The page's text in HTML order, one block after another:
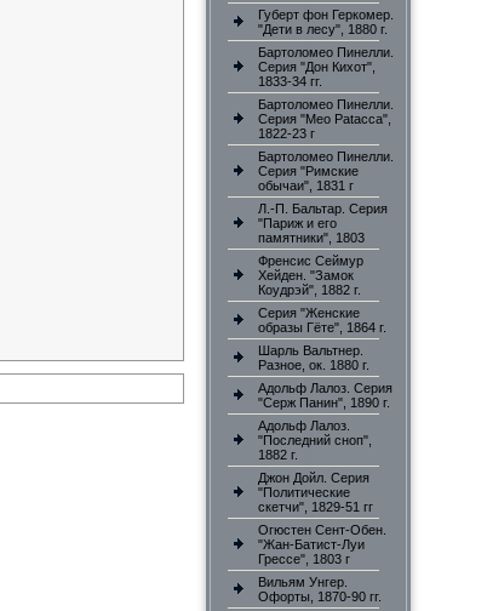
Губерт фон Геркомер.
"Дети в лесу", 1880 г.
Бартоломео Пинелли.
Серия "Дон Кихот",
1833-34 гг.
Бартоломео Пинелли.
Серия "Meo Patacca",
1822-23 г
Бартоломео Пинелли.
Серия "Римские
обычаи", 1831 г
Л.-П. Бальтар. Серия
"Париж и его
памятники", 1803
Френсис Сеймур
Хейден. "Замок
Коудрэй", 1882 г.
Серия "Женские
образы Гёте", 1864 г.
Шарль Вальтнер.
Разное, ок. 1880 г.
Адольф Лалоз. Серия
"Серж Панин", 1890 г.
Адольф Лалоз.
"Последний сноп",
1882 г.
Джон Дойл. Серия
"Политические
скетчи", 1829-51 гг
Огюстен Сент-Обен.
"Жан-Батист-Луи
Грессе", 1803 г
Вильям Унгер.
Офорты, 1870-90 гг.